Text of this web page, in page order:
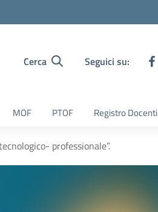
Cerca Seguici su:
MOF PTOF Registro Docenti
professionale”.